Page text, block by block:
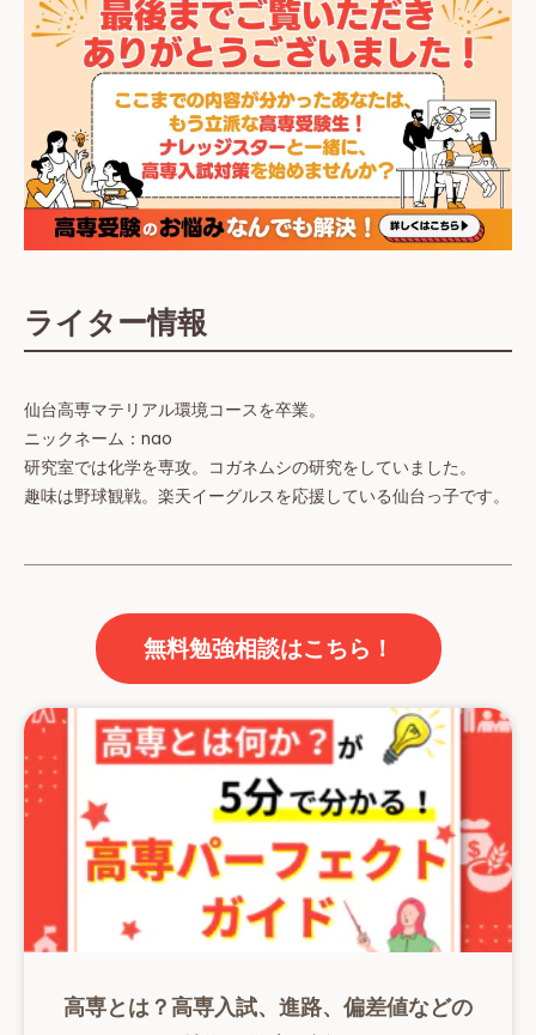
ライター情報
仙台高専マテリアル環境コースを卒業。
ニックネーム：nao
研究室では化学を専攻。コガネムシの研究をしていました。
趣味は野球観戦。楽天イーグルスを応援している仙台っ子です。
無料勉強相談はこちら！
高専とは？高専入試、進路、偏差値などの